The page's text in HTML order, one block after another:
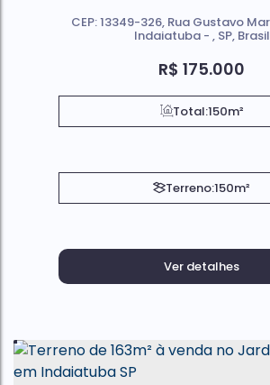
R$ 175.000
CEP: 13349-326, Rua Gustavo
Indaiatuba , SP, Brasil
Total:150m²
Terreno:150m²
Ver detalhes